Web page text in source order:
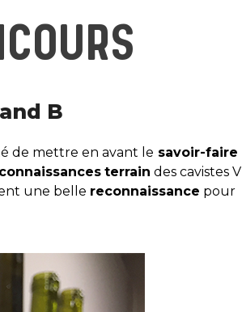
B
de mettre en avant le savoir-faire
connaissances terrain des cavistes V
une belle reconnaissance pour